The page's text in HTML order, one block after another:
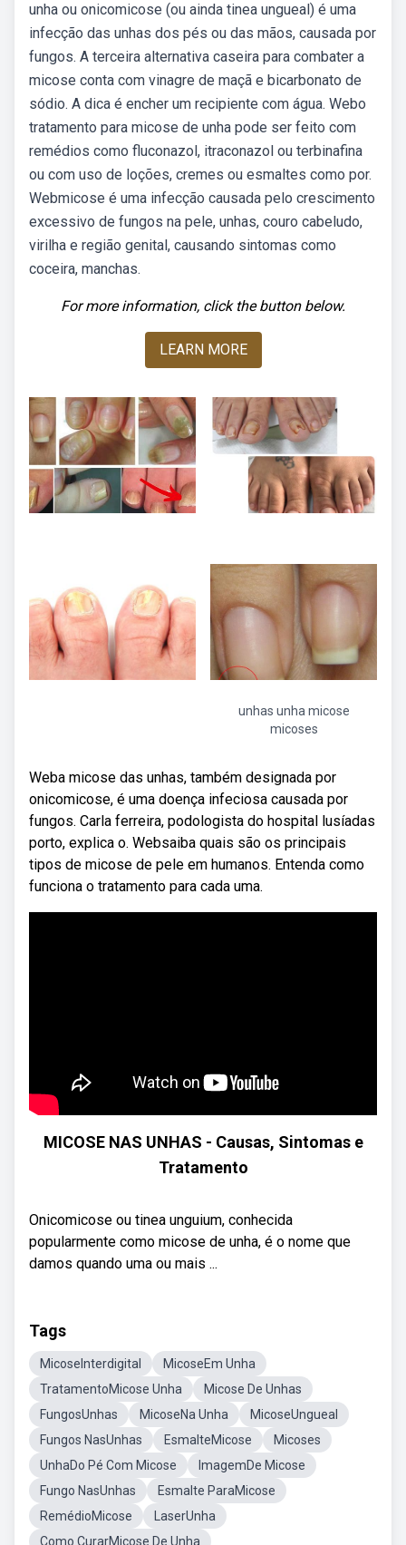
unha ou onicomicose (ou ainda tinea ungueal) é uma
infecção das unhas dos pés ou das mãos, causada por
fungos. A terceira alternativa caseira para combater a
micose conta com vinagre de maçã e bicarbonato de
sódio. A dica é encher um recipiente com água. Webo
tratamento para micose de unha pode ser feito com
remédios como fluconazol, itraconazol ou terbinafina
ou com uso de loções, cremes ou esmaltes como por.
Webmicose é uma infecção causada pelo crescimento
excessivo de fungos na pele, unhas, couro cabeludo,
virilha e região genital, causando sintomas como
coceira, manchas.
For more information, click the button below.
LEARN MORE
unhas unha micose
micoses
Weba micose das unhas, também designada por
onicomicose, é uma doença infeciosa causada por
fungos. Carla ferreira, podologista do hospital lusíadas
porto, explica o. Websaiba quais são os principais
tipos de micose de pele em humanos. Entenda como
funciona o tratamento para cada uma.
MICOSE NAS UNHAS - Causas, Sintomas e
Tratamento
Onicomicose ou tinea unguium, conhecida
popularmente como micose de unha, é o nome que
damos quando uma ou mais ...
Tags
MicoseInterdigital
MicoseEm Unha
TratamentoMicose Unha
Micose De Unhas
FungosUnhas
MicoseNa Unha
MicoseUngueal
Fungos NasUnhas
EsmalteMicose
Micoses
UnhaDo Pé Com Micose
ImagemDe Micose
Fungo NasUnhas
Esmalte ParaMicose
RemédioMicose
LaserUnha
Como CurarMicose De Unha